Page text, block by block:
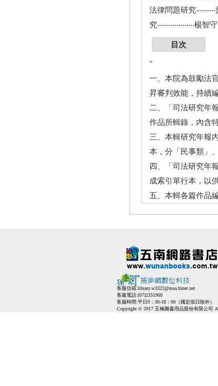
法律問題研究
究
目次
"
一、本院為鼓勵法
昇審判效能，持續
二、「司法研究年
作品所輯錄，內含
三、本輯研究年報
本，分「民事類」
四、「司法研究年
成索引單行本，以
五、本輯各篇作品
客服信箱:library.w3322@msa.hinet.net
客服電話:(07)2351960
客服時間:平日9：30-18：00（國定假日除外）
Copyright © 2017 五楠圖書用品股份有限公司